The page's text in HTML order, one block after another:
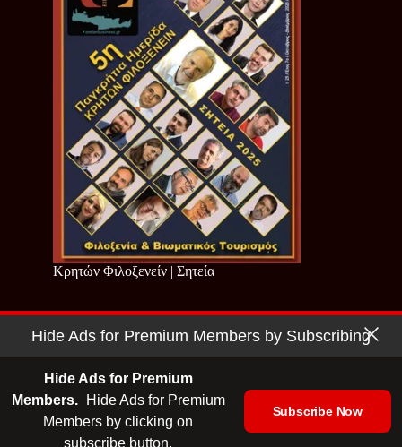
Κρητών Φιλοξενείν | Σητεία
Copyright © 2026 - Cretan Business | Κρητών Επιχειρείν
| Ταυτότητα | Media Kit
Hide Ads for Premium Members by Subscribing
Hide Ads for Premium
Members.
Hide Ads for Premium
Members by clicking on
subscribe button.
Subscribe Now